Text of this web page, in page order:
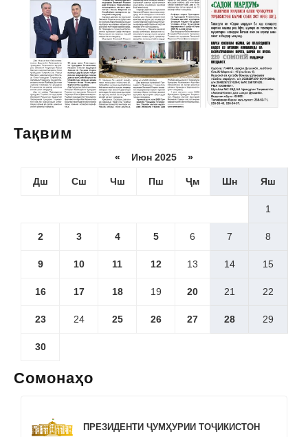
Тақвим
« Июн 2025 »
Дш Сш Чш Пш Ҷм Шн Яш
1
2 3 4 5 6 7 8
9 10 11 12 13 14 15
16 17 18 19 20 21 22
23 24 25 26 27 28 29
30
Сомонаҳо
ПРЕЗИДЕНТИ ҶУМҲУРИИ ТОҶИКИСТОН